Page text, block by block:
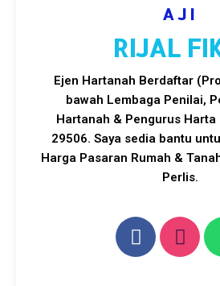
AJI
RIJAL
Ejen Hartanah Berdaftar
bawah Lembaga Penilai,
Hartanah & Pengurus Harta
29506. Saya sedia bantu
Harga Pasaran Rumah &
Perlis.